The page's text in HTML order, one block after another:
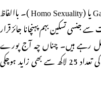
(ج) بعض مغربی ملکوں اور نےGay Marriage یا (Homo Sexuality )۔ باالفاظ
جنسی تسکین بہم پہنچانا جائز قرار
چل رہے ہیں۔ چناں چہ آج پورے
ہندوستان میں ہم جنس پرستوں (Lesbian ) کی تعداد 25 لاکھ سے بھی زاید ہوچکی